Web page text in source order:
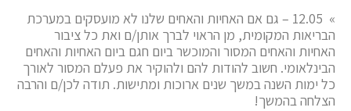
» 12.05 – גם אם האחיות והאחים שלנו לא מועסקים במערכת
הבריאות המקומית, מן הראוי לברך אותן/ם ואת כל ציבור
האחיות והאחים המסור והמוכשר ביום חגם ביום האחיות והאחים
הבינלאומי. חשוב להודות להם ולהוקיר את פעלם המסור לאורך
כל ימות השנה במשך שנים ארוכות ומתישות. תודה לכן/ם והרבה
הצלחה בהמשך!